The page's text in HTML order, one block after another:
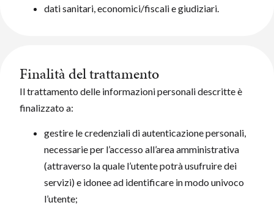
dati sanitari, economici/fiscali e giudiziari.
Finalità del trattamento
Il trattamento delle informazioni personali descritte è
finalizzato a:
gestire le credenziali di autenticazione personali,
necessarie per l’accesso all’area amministrativa
(attraverso la quale l’utente potrà usufruire dei
servizi) e idonee ad identificare in modo univoco
l’utente;